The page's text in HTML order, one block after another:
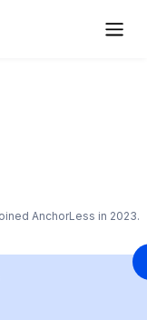
AnchorLess in 2023.